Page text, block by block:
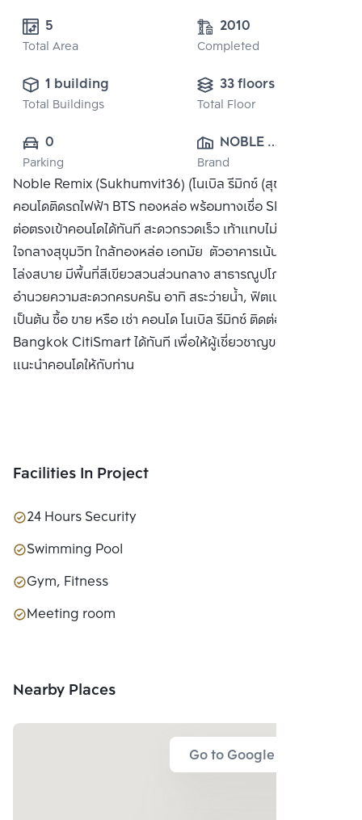
Total Area
2010
Completed
1 building
Total Buildings
33 floors
Total Floor
0
Parking
NOBLE
DEVELOPMENT
PUBLIC CO.,
LTD.
Brand
Noble Remix (Sukhumvit36) (โนเบิล รีมิกซ์ (สุขุมวิท 36))
คอนโดติดรถไฟฟ้า BTS ทองหล่อ พร้อมทางเชื่อ Sky Walk เชื่อ
ต่อตรงเข้าคอนโดได้ทันที สะดวกรวดเร็ว เท้าแทบไม่ติดพื้น
ใจกลางสุขุมวิท ใกล้ทองหล่อ เอกมัย ตัวอาคารเน้นความโปร่ง
โล่งสบาย มีพื้นที่สีเขียวสวนส่วนกลาง สาธารณูปโภคและสิ่ง
อำนวยความสะดวกครบครัน อาทิ สระว่ายน้ำ, ฟิตเนส, ห้องสตีม
เป็นต้น ซื้อ ขาย หรือ เช่า คอนโด โนเบิล รีมิกซ์ ติดต่อหาเรา
Bangkok CitiSmart ได้ทันที เพื่อให้ผู้เชี่ยวชาญของเราได้
แนะนำคอนโดให้กับท่าน
Facilities In Project
24 Hours Security
Swimming Pool
Gym, Fitness
Meeting room
Nearby Places
Go to Google Map